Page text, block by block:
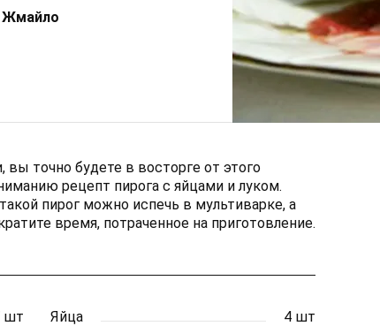
Жмайло
вы точно будете в восторге от этого
рецепт пирога с яйцами и луком.
пирог можно испечь в мультиварке, а
время, потраченное на приготовление.
шт Яйца
4 шт